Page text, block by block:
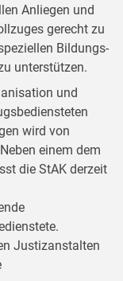
Anliegen und
gerecht zu
Bildungs-
unterstützen.
und
wird von
einem dem
die StAK derzeit
Justizanstalten